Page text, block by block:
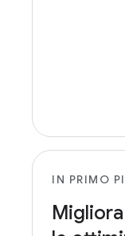
IN PRIMO